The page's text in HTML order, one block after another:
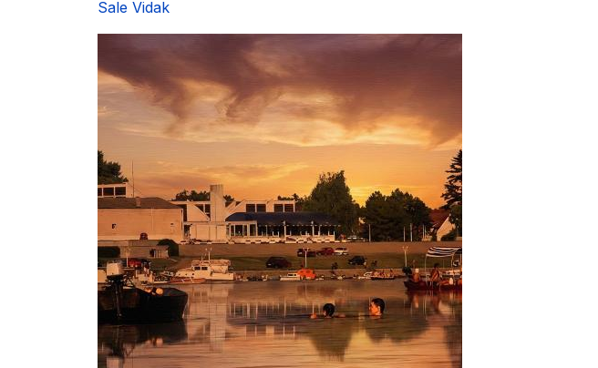
Sale Vidak